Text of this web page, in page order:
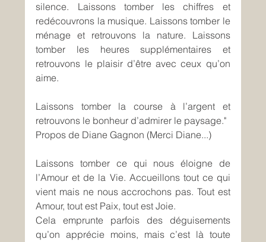
silence. Laissons tomber les chiffres et
redécouvrons la musique. Laissons tomber le
ménage et retrouvons la nature. Laissons
tomber les heures supplémentaires et
retrouvons le plaisir d’être avec ceux qu’on
aime.
Laissons tomber la course à l’argent et
retrouvons le bonheur d’admirer le paysage."
Propos de Diane Gagnon (Merci Diane...)
Laissons tomber ce qui nous éloigne de
l’Amour et de la Vie. Accueillons tout ce qui
vient mais ne nous accrochons pas. Tout est
Amour, tout est Paix, tout est Joie.
Cela emprunte parfois des déguisements
qu’on apprécie moins, mais c’est là toute